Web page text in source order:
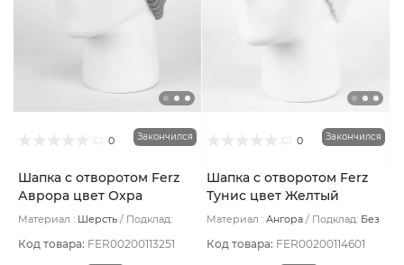
0 Закончился
Шапка с отворотом Ferz
Аврора цвет Охра
Материал : Шерсть
Подклад:
Код товара: FER00200113251
0 Закончился
Шапка с отворотом Ferz
Тунис цвет Желтый
Материал : Ангора Подклад: Без
Код товара: FER00200114601